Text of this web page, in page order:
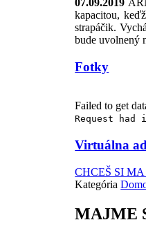
kapacitou,
strapáčik.
bude uvolnený
Fotky
Failed to get
Request
Virtuálna
CHCEŠ SI
Kategória
MAJME